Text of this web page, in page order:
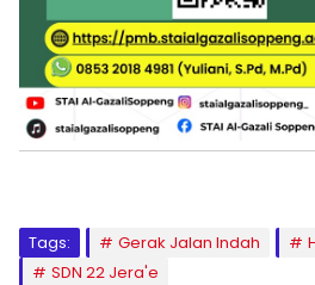
Tags: Gerak Jalan Indah
SDN 22 Jera'e